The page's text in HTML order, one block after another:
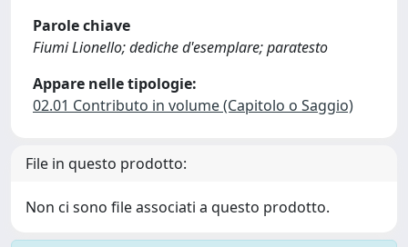
Parole chiave
Fiumi Lionello; dediche d'esemplare; paratesto
Appare nelle tipologie:
02.01 Contributo in volume (Capitolo o Saggio)
File in questo prodotto:
Non ci sono file associati a questo prodotto.